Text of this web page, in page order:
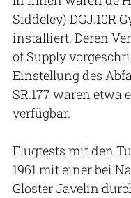
Siddeley) DGJ.10R
installiert. Deren
of Supply
Einstellung des
SR.177 waren etwa
verfügbar.
Flugtests mit den
1961 mit einer bei
Gloster Javelin